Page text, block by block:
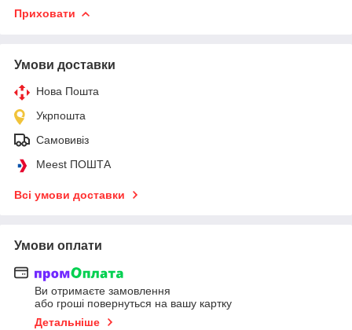
Приховати
Умови доставки
Нова Пошта
Укрпошта
Самовивіз
Meest ПОШТА
Всі умови доставки
Умови оплати
Ви отримаєте замовлення
або гроші повернуться на вашу картку
Детальніше